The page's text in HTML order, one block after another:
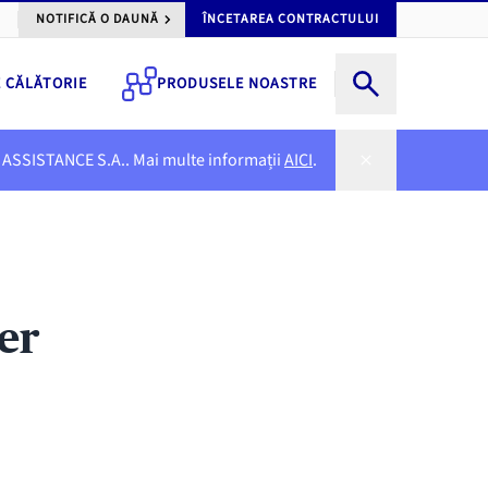
NOTIFICĂ O DAUNĂ ÎNCETAREA CONTRACTULUI
PRODUSELE NOASTRE
S.A.. Mai multe informațiiAICI.